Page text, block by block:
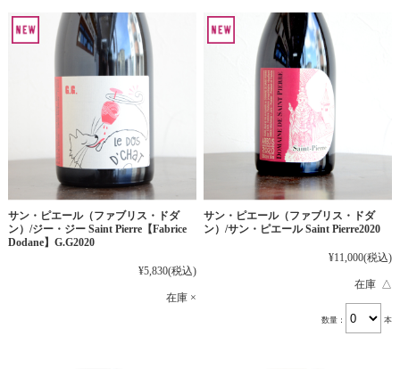
サン・ピエール（ファブリス・ドダ
ン）/ジー・ジー Saint Pierre【Fabrice
Dodane】G.G2020
¥5,830(税込)
在庫 ×
サン・ピエール（ファブリス・ドダ
ン）/サン・ピエール Saint Pierre2020
¥11,000(税込)
在庫 △
数量： 本